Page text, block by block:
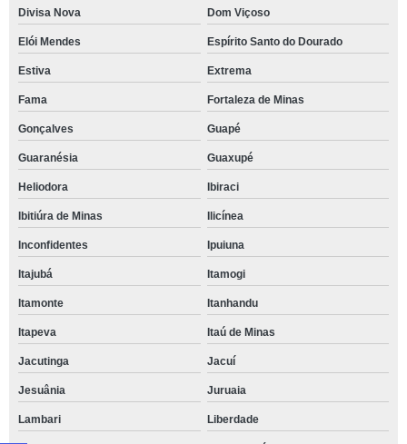
Divisa Nova Dom Viçoso
Elói Mendes Espírito Santo do Dourado
Estiva Extrema
Fama Fortaleza de Minas
Gonçalves Guapé
Guaranésia Guaxupé
Heliodora Ibiraci
Ibitiúra de Minas Ilicínea
Inconfidentes Ipuiuna
Itajubá Itamogi
Itamonte Itanhandu
Itapeva Itaú de Minas
Jacutinga Jacuí
Jesuânia Juruaia
Lambari Liberdade